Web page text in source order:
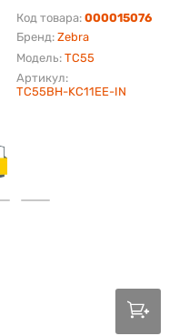
Бренд: Zebra
Модель: TC55
Код товара: 000015076
Артикул:
TC55BH-KC11EE-IN